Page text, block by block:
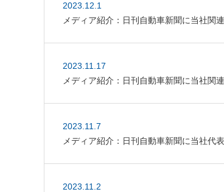
2023.12.1
メディア紹介：日刊自動車新聞に当社関
2023.11.17
メディア紹介：日刊自動車新聞に当社関
2023.11.7
メディア紹介：日刊自動車新聞に当社代
2023.11.2